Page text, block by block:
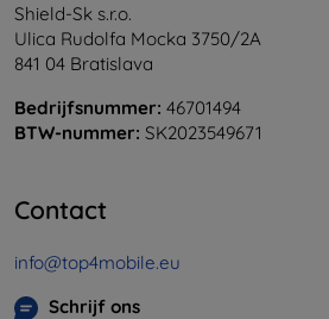
Shield-Sk s.r.o.
Ulica Rudolfa Mocka 3750/2A
841 04 Bratislava
Bedrijfsnummer: 46701494
BTW-nummer: SK2023549671
Contact
info@top4mobile.eu
Schrijf ons